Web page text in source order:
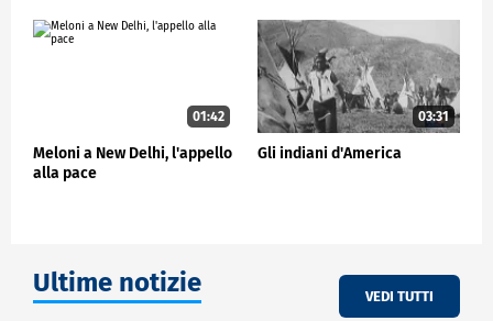
01:42
Meloni a New Delhi, l'appello
alla pace
03:31
Gli indiani d'America
Ultime notizie VEDI TUTTI